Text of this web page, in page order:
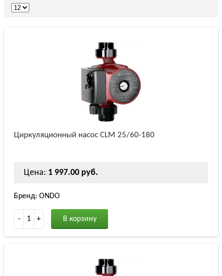
Циркуляционный насос СLM 25/60-180
Цена: 1 997.00 руб.
Бренд: ONDO
- 1 + В корзину